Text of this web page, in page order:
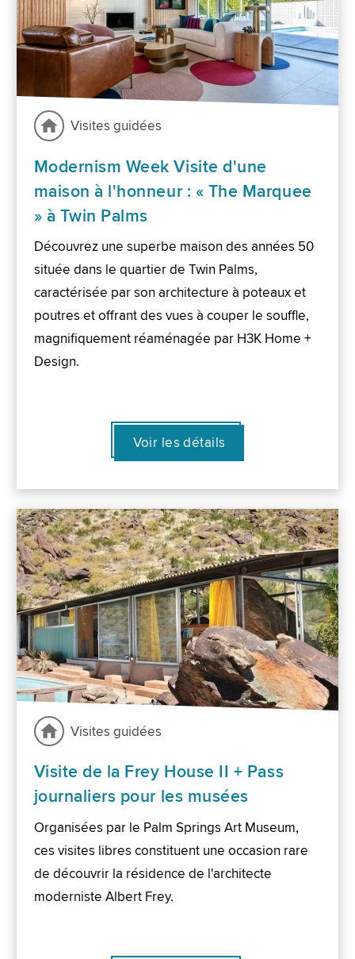
Visites guidées
Modernism Week Visite d'une
maison à l'honneur : « The Marquee
» à Twin Palms
Découvrez une superbe maison des années 50
située dans le quartier de Twin Palms,
caractérisée par son architecture à poteaux et
poutres et offrant des vues à couper le souffle,
magnifiquement réaménagée par H3K Home +
Design.
Voir les détails
Visites guidées
Visite de la Frey House II + Pass
journaliers pour les musées
Organisées par le Palm Springs Art Museum,
ces visites libres constituent une occasion rare
de découvrir la résidence de l'architecte
moderniste Albert Frey.